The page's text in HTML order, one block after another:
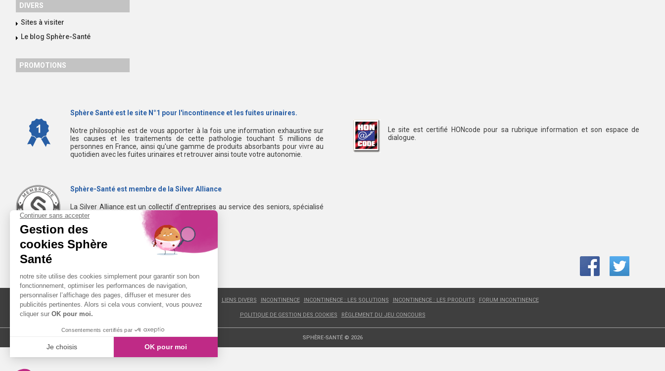
DIVERS
Sites à visiter
Le blog Sphère-Santé
PROMOTIONS
Sphère Santé est le site N°1 pour l'incontinence et les fuites urinaires.
Notre philosophie est de vous apporter à la fois une information exhaustive sur
les causes et les traitements de cette pathologie touchant 5 millions de
personnes en France, ainsi qu'une gamme de produits absorbants pour vivre au
quotidien avec les fuites urinaires et retrouver ainsi toute votre autonomie.
Le site est certifié HONcode pour sa rubrique information et son espace de
dialogue.
Sphère-Santé est membre de la Silver Alliance
La Silver Alliance est un collectif d'entreprises au service des seniors, spécialisé
dans le bien vieillir à domicile.
Découvrez la Silver Alliance
LIENS DIVERS INCONTINENCE INCONTINENCE : LES SOLUTIONS INCONTINENCE : LES PRODUITS FORUM INCONTINENCE
POLITIQUE DE GESTION DES COOKIES RÈGLEMENT DU JEU CONCOURS
SPHÈRE-SANTÉ © 2026